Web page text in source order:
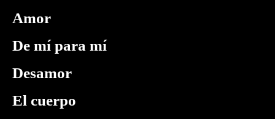
Amor
De mí para mí
Desamor
El cuerpo